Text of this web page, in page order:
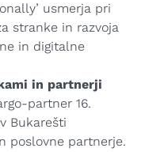
usmerja pri
stranke in razvoja
in digitalne
in partnerji
partner 16.
Bukarešti
poslovne partnerje.